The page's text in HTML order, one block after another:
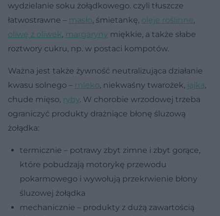
wydzielanie soku żołądkowego. czyli tłuszcze
łatwostrawne – masło, śmietankę, oleje roślinne,
oliwę z oliwek, margaryny miękkie, a także słabe
roztwory cukru, np. w postaci kompotów.
Ważna jest także żywność neutralizująca działanie
kwasu solnego – mleko, niekwaśny twarożek, jajka,
chude mięso, ryby. W chorobie wrzodowej trzeba
ograniczyć produkty drażniące błonę śluzową
żołądka:
termicznie – potrawy zbyt zimne i zbyt gorące,
które pobudzają motorykę przewodu
pokarmowego i wywołują przekrwienie błony
śluzowej żołądka
mechanicznie – produkty z dużą zawartością